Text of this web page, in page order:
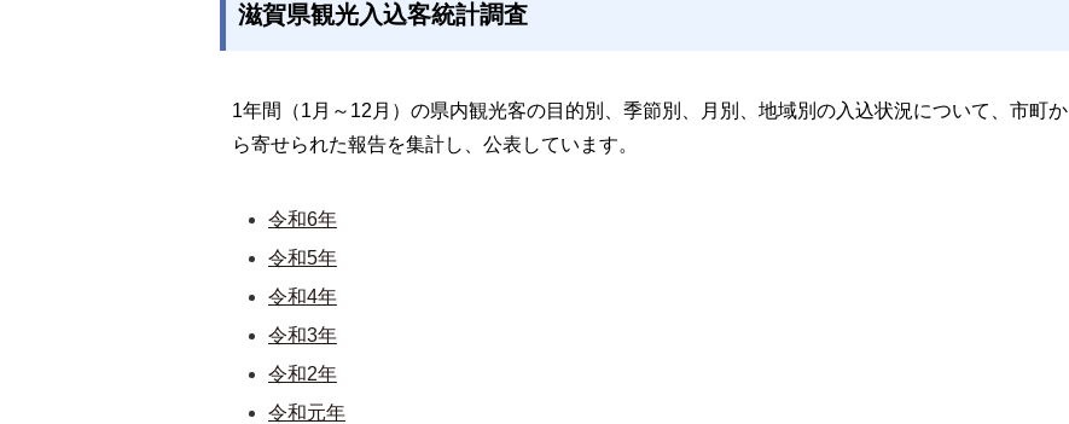
滋賀県観光入込客統計調査
1年間（1月～12月）の県内観光客の目的別、季節別、月別、地域別の入込状況について、市町か
ら寄せられた報告を集計し、公表しています。
令和6年
令和5年
令和4年
令和3年
令和2年
令和元年